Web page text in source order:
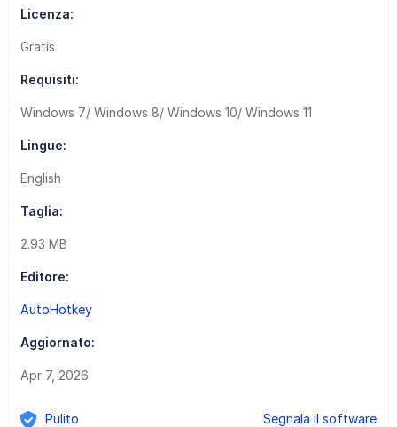
Licenza:
Gratis
Requisiti:
Windows 7/ Windows 8/ Windows 10/ Windows 11
Lingue:
English
Taglia:
2.93 MB
Editore:
AutoHotkey
Aggiornato:
Apr 7, 2026
Pulito Segnala il software